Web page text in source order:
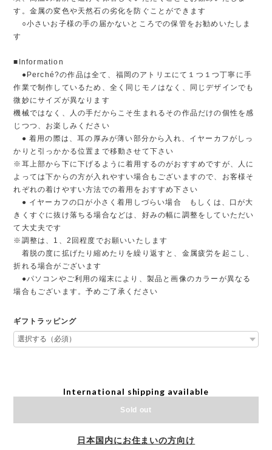
す。金属の変色や天然石の劣化を防ぐことができます
○小さいお子様の手の届かないところでの保管をお勧めいたしま
す
■Information
●Perché?の作品は全て、福岡のアトリエにて１つ１つ丁寧に手
作業で制作しているため、全く同じモノはなく、同じデザインでも
微妙にサイズが異なります
機械ではなく、人の手だからこそ生まれるその作品だけの個性を感
じつつ、お楽しみください
● 着用の際は、耳の厚みが薄い部分から入れ、イヤーカフがしっ
かりと引っかかる位置まで移動させて下さい
※耳上部から下に下げるように着用するのがおすすめですが、人に
よっては下からの方が入れやすい場合もございますので、お客様そ
れぞれの着けやすい方法での着用をおすすめ下さい
● イヤーカフの口が小さく着用しづらい場合 もしくは、口が大
きくすぐに抜け落ちる場合などは、好みの幅に調整をしていただい
て大丈夫です
※調整は、1、2回程度でお願いいたします
着脱の度に拡げたり縮めたりを繰り返すと、金属疲労を起こし、
折れる場合がございます
●パソコンやご利用の端末により、製品と画像のカラーが異なる
場合もございます。予めご了承ください
ギフトラッピング
International shipping available
Sold out
日本国内にお住まいの方向け